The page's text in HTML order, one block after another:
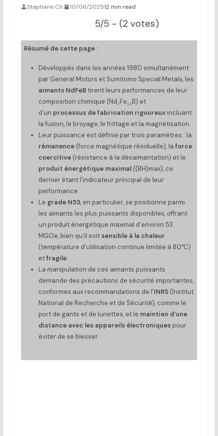
Stephane Ch. 10/06/202512 min read
5/5 - (2 votes)
Résumé de cette page :
Développés dans les années 1980 simultanément
par General Motors et Sumitomo Special Metals, les
aimants NdFeBtirent leurs performances de leur
composition chimique (Nd₂Fe₁₄B) et
d’un processus de fabrication rigoureux incluant
la fusion, le broyage, le frittage et la magnétisation.
Leur puissance est définie par trois paramètres : la
rémanence (force magnétique résiduelle), laforce
coercitive (résistance à la désaimantation) et le
produit énergétique maximal ((BH)max), ce
dernier étant l’indicateur principal de leur
performance.
Le grade N53, en particulier, se positionne parmi
les aimants les plus puissants disponibles, offrant
un produit énergétique maximal d’environ 53
MGOe, bien qu’il soit sensible à la chaleur
(température d’utilisation continue limitée à 80°C)
etfragile.
La manipulation de ces aimants puissants
demande des précautions de sécurité importantes,
conformes aux recommandations de l’INRS (Institut
National de Recherche et de Sécurité), comme le
port de gants et de lunettes, et le maintien d’une
distance avec les appareils électroniques pour
éviter de se blesser.